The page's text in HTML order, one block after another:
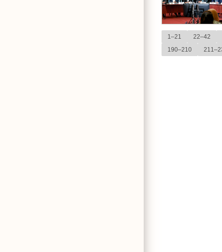
1–21
22–42
190–210